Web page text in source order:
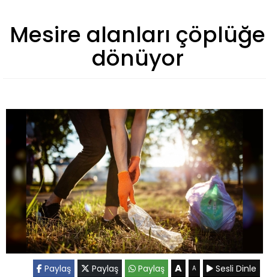
Mesire alanları çöplüğe
dönüyor
Paylaş Paylaş Paylaş A A Sesli Dinle